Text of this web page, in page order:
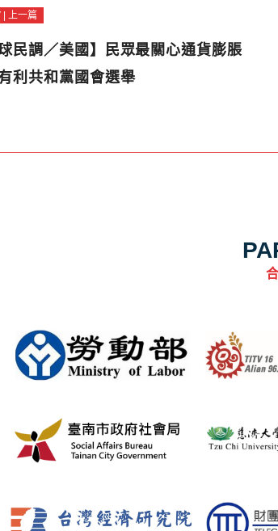
| 上一篇
球民調／美國】民眾最關心通貨膨脹
利共和黨國會選舉